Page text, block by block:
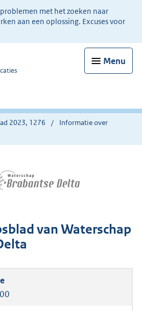
met het zoeken naar
aan een oplossing. Excuses voor
Menu
2023, 1276
Informatie over
van Waterschap